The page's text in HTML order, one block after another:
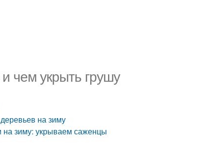
чем укрыть грушу
на зиму
на зиму: укрываем саженцы